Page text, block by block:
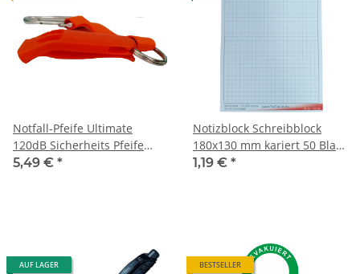
Notfall-Pfeife Ultimate
120dB Sicherheits Pfeife
Signal Pfeife mit
5,49 € *
Notizblock Schreibblock
180x130 mm kariert 50 Blatt
ohne Lochung holzfrei
1,19 € *
AUF LAGER BESTSELLER